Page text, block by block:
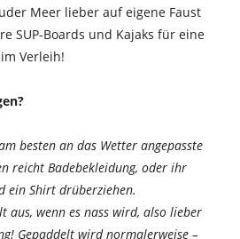
Meer lieber auf eigene Faust
SUP-Boards und Kajaks für eine
Verleih!
besten an das Wetter angepasste
reicht Badebekleidung, oder ihr
ein Shirt drüberziehen.
aus, wenn es nass wird, also lieber
Gepaddelt wird normalerweise –